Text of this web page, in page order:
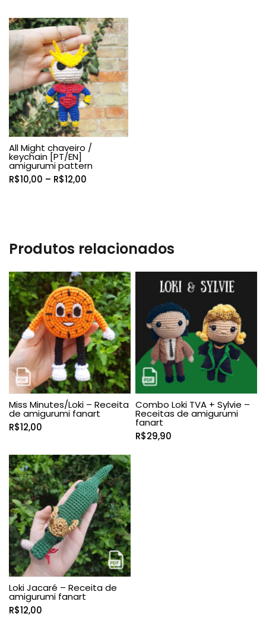
R$24,90
através
R$59,90
All Might chaveiro /
keychain [PT/EN]
amigurumi pattern
R$10,00 – R$12,00
R$12,00
Produtos relacionados
Miss Minutes/Loki – Receita
de amigurumi fanart
R$12,00
Combo Loki TVA + Sylvie –
Receitas de amigurumi
fanart
R$29,90
Loki Jacaré – Receita de
amigurumi fanart
R$12,00